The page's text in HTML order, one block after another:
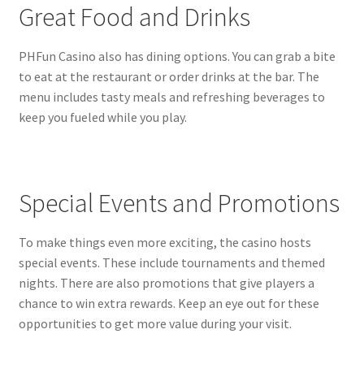
Great Food and Drinks
PHFun Casino also has dining options. You can grab a bite
to eat at the restaurant or order drinks at the bar. The
menu includes tasty meals and refreshing beverages to
keep you fueled while you play.
Special Events and Promotions
To make things even more exciting, the casino hosts
special events. These include tournaments and themed
nights. There are also promotions that give players a
chance to win extra rewards. Keep an eye out for these
opportunities to get more value during your visit.